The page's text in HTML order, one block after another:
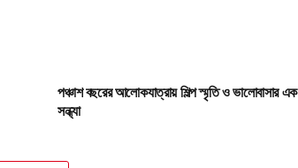
পঞ্চাশ বছরের আলোকযাত্রায় শিল্প স্মৃতি ও ভালোবাসার এক
সন্ধ্যা